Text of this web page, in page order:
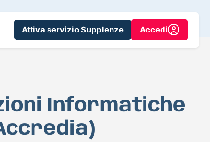
Attiva servizio Supplenze Accedi
Informatiche